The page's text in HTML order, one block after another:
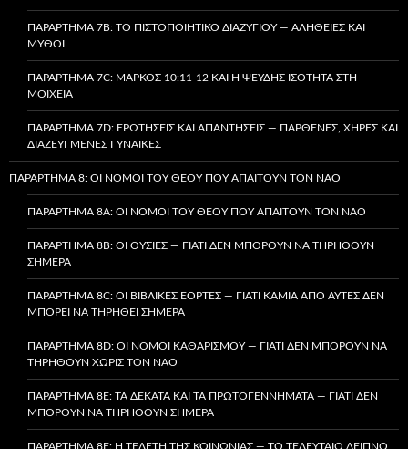
ΠΑΡΆΡΤΗΜΑ 7B: ΤΟ ΠΙΣΤΟΠΟΙΗΤΙΚΌ ΔΙΑΖΥΓΊΟΥ — ΑΛΉΘΕΙΕΣ ΚΑΙ
ΜΎΘΟΙ
ΠΑΡΆΡΤΗΜΑ 7C: ΜΆΡΚΟΣ 10:11-12 ΚΑΙ Η ΨΕΥΔΉΣ ΙΣΌΤΗΤΑ ΣΤΗ
ΜΟΙΧΕΊΑ
ΠΑΡΆΡΤΗΜΑ 7D: ΕΡΩΤΉΣΕΙΣ ΚΑΙ ΑΠΑΝΤΉΣΕΙΣ — ΠΑΡΘΈΝΕΣ, ΧΉΡΕΣ ΚΑΙ
ΔΙΑΖΕΥΓΜΈΝΕΣ ΓΥΝΑΊΚΕΣ
ΠΑΡΆΡΤΗΜΑ 8: ΟΙ ΝΌΜΟΙ ΤΟΥ ΘΕΟΎ ΠΟΥ ΑΠΑΙΤΟΎΝ ΤΟΝ ΝΑΌ
ΠΑΡΆΡΤΗΜΑ 8A: ΟΙ ΝΌΜΟΙ ΤΟΥ ΘΕΟΎ ΠΟΥ ΑΠΑΙΤΟΎΝ ΤΟΝ ΝΑΌ
ΠΑΡΆΡΤΗΜΑ 8B: ΟΙ ΘΥΣΊΕΣ — ΓΙΑΤΊ ΔΕΝ ΜΠΟΡΟΎΝ ΝΑ ΤΗΡΗΘΟΎΝ
ΣΉΜΕΡΑ
ΠΑΡΆΡΤΗΜΑ 8C: ΟΙ ΒΙΒΛΙΚΈΣ ΕΟΡΤΈΣ — ΓΙΑΤΊ ΚΑΜΊΑ ΑΠΌ ΑΥΤΈΣ ΔΕΝ
ΜΠΟΡΕΊ ΝΑ ΤΗΡΗΘΕΊ ΣΉΜΕΡΑ
ΠΑΡΆΡΤΗΜΑ 8D: ΟΙ ΝΌΜΟΙ ΚΑΘΑΡΙΣΜΟΎ — ΓΙΑΤΊ ΔΕΝ ΜΠΟΡΟΎΝ ΝΑ
ΤΗΡΗΘΟΎΝ ΧΩΡΊΣ ΤΟΝ ΝΑΌ
ΠΑΡΆΡΤΗΜΑ 8E: ΤΑ ΔΈΚΑΤΑ ΚΑΙ ΤΑ ΠΡΩΤΟΓΕΝΝΉΜΑΤΑ — ΓΙΑΤΊ ΔΕΝ
ΜΠΟΡΟΎΝ ΝΑ ΤΗΡΗΘΟΎΝ ΣΉΜΕΡΑ
ΠΑΡΆΡΤΗΜΑ 8F: Η ΤΕΛΕΤΉ ΤΗΣ ΚΟΙΝΩΝΊΑΣ — ΤΟ ΤΕΛΕΥΤΑΊΟ ΔΕΊΠΝΟ